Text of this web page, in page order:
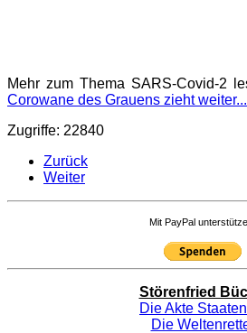
Mehr zum Thema SARS-Covid-2
Corowane des Grauens zieht weiter...
Zugriffe: 22840
Zurück
Weiter
Mit PayPal
Störenfried
Die Akte
Die